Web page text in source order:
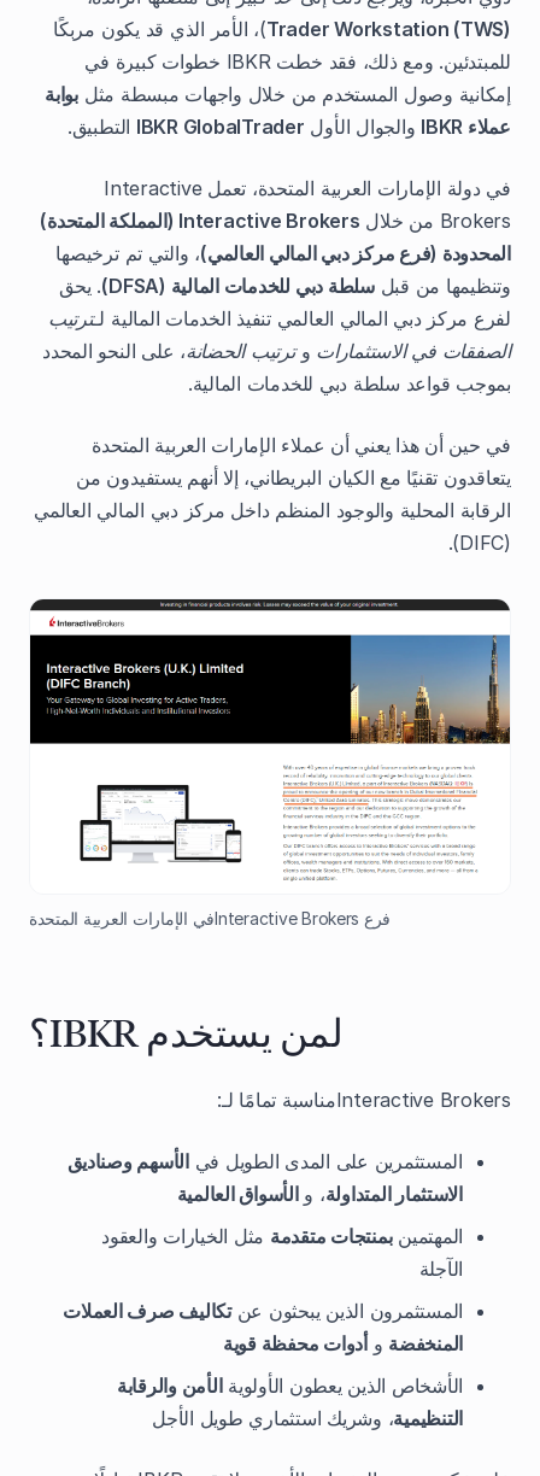
Trader Workstation (TWS))، الأمر الذي قد يكون مربكًا
للمبتدئين. ومع ذلك، فقد خطت IBKR خطوات كبيرة في
إمكانية وصول المستخدم من خلال واجهات مبسطة مثل بوابة
عملاء IBKR
والجوال الأول IBKR GlobalTrader التطبيق.
في دولة الإمارات العربية المتحدة، تعمل Interactive
Brokers من خلال
Interactive Brokers (المملكة المتحدة)
المحدودة (فرع مركز دبي المالي العالمي)، والتي تم ترخيصها
وتنظيمها من قبلسلطة دبي للخدمات المالية (DFSA)
. يحق
لفرع مركز دبي المالي العالمي تنفيذ الخدمات المالية لـترتيب
الصفقات في الاستثمارات وترتيب الحضانة، على النحو المحدد
بموجب قواعد سلطة دبي للخدمات المالية.
في حين أن هذا يعني أن عملاء الإمارات العربية المتحدة
يتعاقدون تقنيًا مع الكيان البريطاني، إلا أنهم يستفيدون من
الرقابة المحلية والوجود المنظم داخل مركز دبي المالي العالمي
(DIFC).
فرع Interactive Brokersفي الإمارات العربية المتحدة
لمن يستخدم IBKR؟
Interactive Brokersمناسبة تمامًا لـ:
المستثمرين على المدى الطويل فيالأسهم وصناديق
الاستثمار المتداولة، والأسواق العالمية
المهتمينبمنتجات متقدمة مثل الخيارات والعقود
الآجلة
المستثمرون الذين يبحثون عنتكاليف صرف العملات
المنخفضة وأدوات محفظة قوية
الأشخاص الذين يعطون الأولويةالأمن والرقابة
التنظيمية، وشريك استثماري طويل الأجل